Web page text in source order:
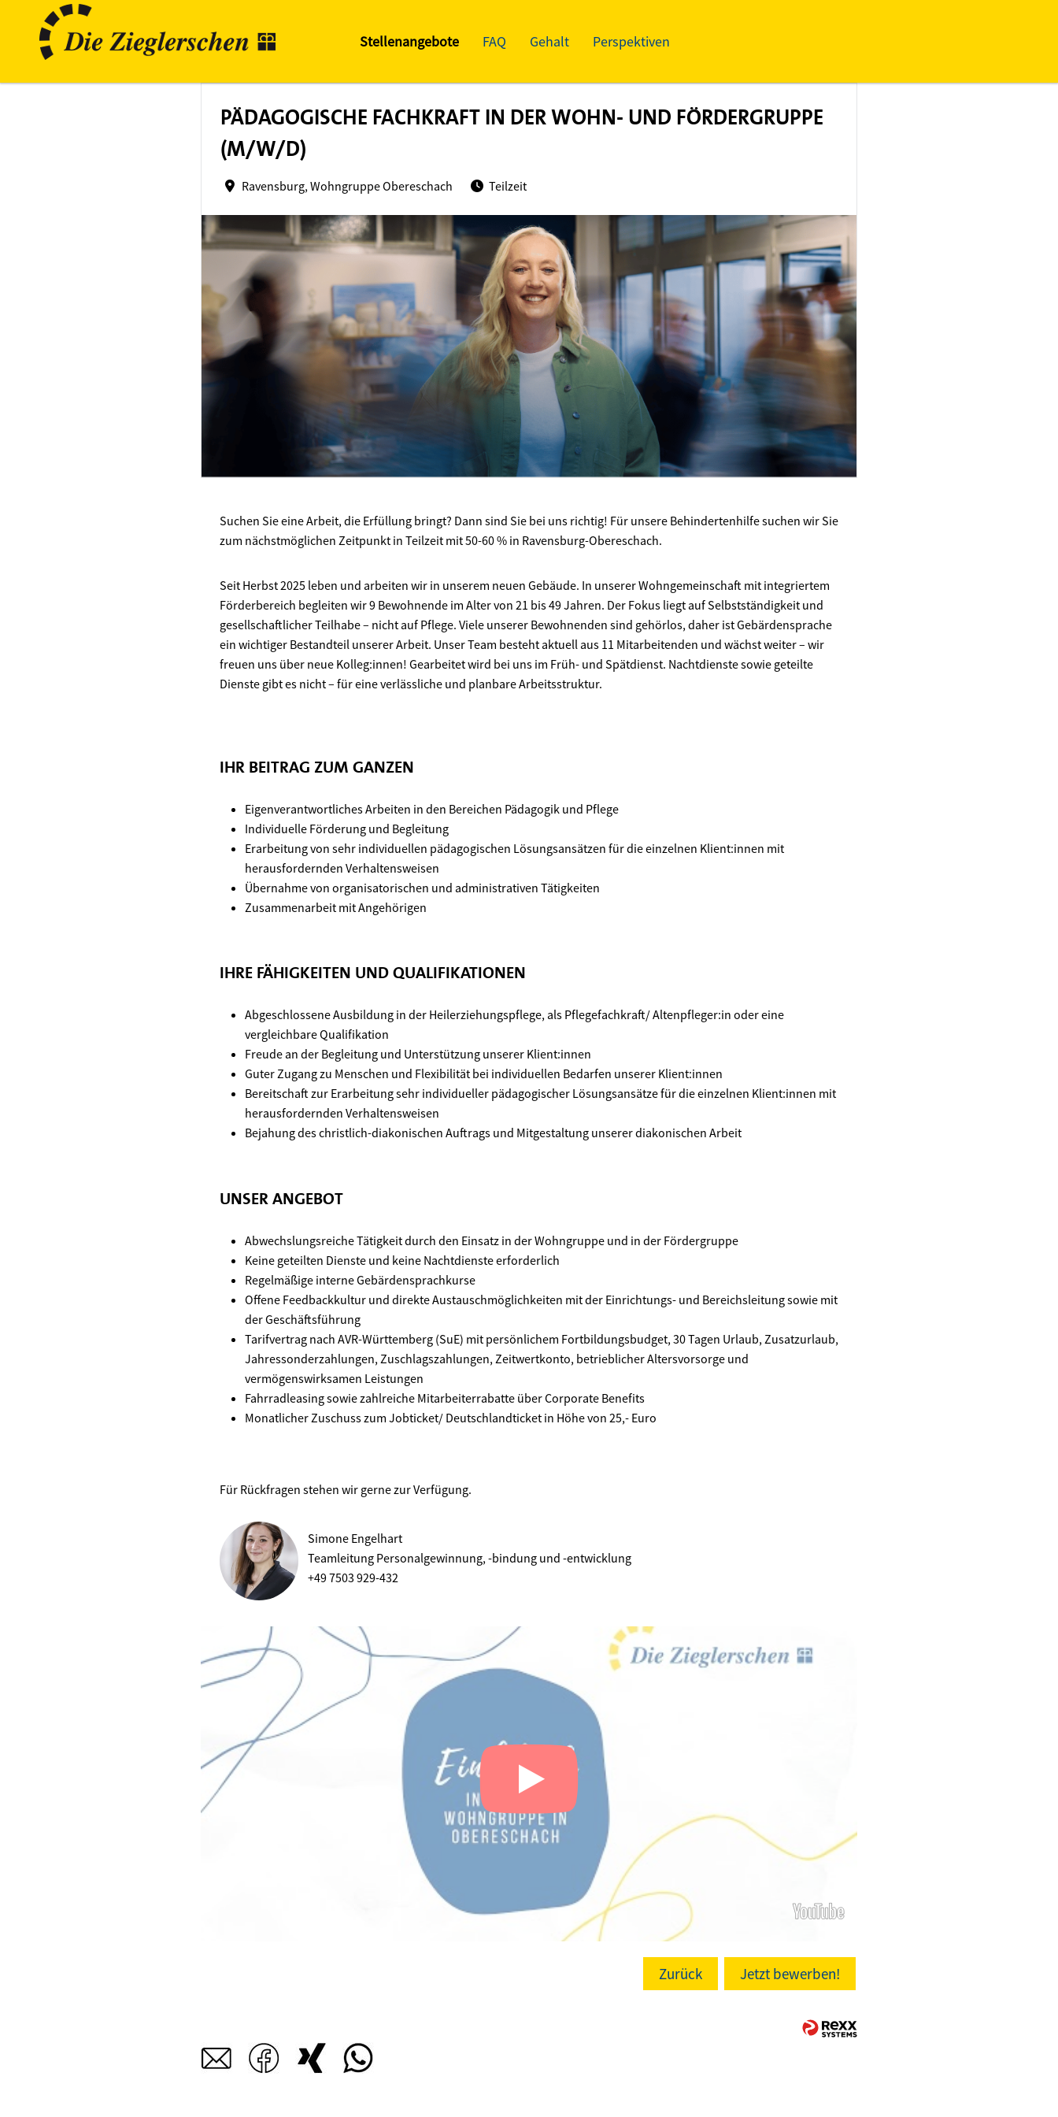
Stellenangebote FAQ Gehalt Perspektiven
PÄDAGOGISCHE FACHKRAFT IN DER WOHN- UND FÖRDERGRUPPE
(M/W/D)
Ravensburg, Wohngruppe Obereschach Teilzeit
Suchen Sie eine Arbeit, die Erfüllung bringt? Dann sind Sie bei uns richtig! Für unsere Behindertenhilfe suchen wir Sie
zum nächstmöglichen Zeitpunkt in Teilzeit mit 50-60 % in Ravensburg-Obereschach.
Seit Herbst 2025 leben und arbeiten wir in unserem neuen Gebäude. In unserer Wohngemeinschaft mit integriertem
Förderbereich begleiten wir 9 Bewohnende im Alter von 21 bis 49 Jahren. Der Fokus liegt auf Selbstständigkeit und
gesellschaftlicher Teilhabe – nicht auf Pflege. Viele unserer Bewohnenden sind gehörlos, daher ist Gebärdensprache
ein wichtiger Bestandteil unserer Arbeit. Unser Team besteht aktuell aus 11 Mitarbeitenden und wächst weiter – wir
freuen uns über neue Kolleg:innen! Gearbeitet wird bei uns im Früh- und Spätdienst. Nachtdienste sowie geteilte
Dienste gibt es nicht – für eine verlässliche und planbare Arbeitsstruktur.
IHR BEITRAG ZUM GANZEN
Eigenverantwortliches Arbeiten in den Bereichen Pädagogik und Pflege
Individuelle Förderung und Begleitung
Erarbeitung von sehr individuellen pädagogischen Lösungsansätzen für die einzelnen Klient:innen mit
herausfordernden Verhaltensweisen
Übernahme von organisatorischen und administrativen Tätigkeiten
Zusammenarbeit mit Angehörigen
IHRE FÄHIGKEITEN UND QUALIFIKATIONEN
Abgeschlossene Ausbildung in der Heilerziehungspflege, als Pflegefachkraft/ Altenpfleger:in oder eine
vergleichbare Qualifikation
Freude an der Begleitung und Unterstützung unserer Klient:innen
Guter Zugang zu Menschen und Flexibilität bei individuellen Bedarfen unserer Klient:innen
Bereitschaft zur Erarbeitung sehr individueller pädagogischer Lösungsansätze für die einzelnen Klient:innen mit
herausfordernden Verhaltensweisen
Bejahung des christlich-diakonischen Auftrags und Mitgestaltung unserer diakonischen Arbeit
UNSER ANGEBOT
Abwechslungsreiche Tätigkeit durch den Einsatz in der Wohngruppe und in der Fördergruppe
Keine geteilten Dienste und keine Nachtdienste erforderlich
Regelmäßige interne Gebärdensprachkurse
Offene Feedbackkultur und direkte Austauschmöglichkeiten mit der Einrichtungs- und Bereichsleitung sowie mit
der Geschäftsführung
Tarifvertrag nach AVR-Württemberg (SuE) mit persönlichem Fortbildungsbudget, 30 Tagen Urlaub, Zusatzurlaub,
Jahressonderzahlungen, Zuschlagszahlungen, Zeitwertkonto, betrieblicher Altersvorsorge und
vermögenswirksamen Leistungen
Fahrradleasing sowie zahlreiche Mitarbeiterrabatte über Corporate Benefits
Monatlicher Zuschuss zum Jobticket/ Deutschlandticket in Höhe von 25,- Euro
Für Rückfragen stehen wir gerne zur Verfügung.
Simone Engelhart
Teamleitung Personalgewinnung, -bindung und -entwicklung
+49 7503 929-432
Zurück Jetzt bewerben!